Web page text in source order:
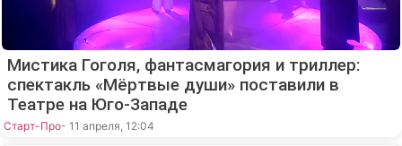
Мистика Гоголя, фантасмагория и триллер:
спектакль «Мёртвые души» поставили в
Театре на Юго-Западе
Старт-Про- 11 апреля, 12:04